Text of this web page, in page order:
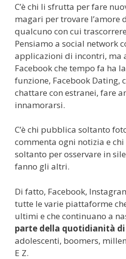
C’è chi li sfrutta per fare
magari per trovare l’amore
qualcuno con cui
Pensiamo a social network
applicazioni di incontri, ma
Facebook che tempo fa ha
funzione, Facebook Dating,
chattare con estranei, fare
innamorarsi.
C’è chi pubblica soltanto
commenta ogni notizia e
soltanto per osservare in
fanno gli altri.
Di fatto, Facebook,
tutte le varie piattaforme
ultimi e che continuano a
parte della quotidianità
adolescenti, boomers,
E Z.